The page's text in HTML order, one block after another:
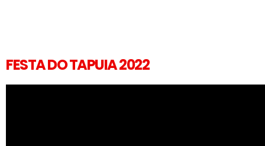
FESTA DO TAPUIA 2022